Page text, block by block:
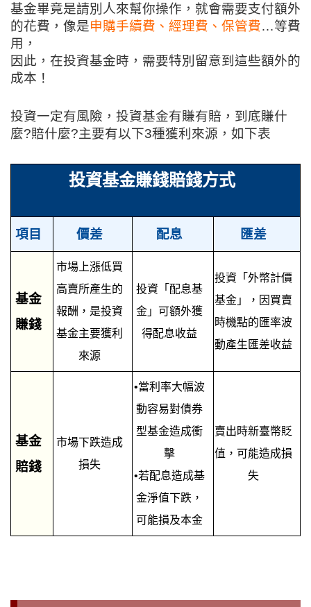
基金畢竟是請別人來幫你操作，就會需要支付額外
的花費， 像是申購手續費、經理費、保管費…等費
用，
因此，在投資基金時，需要特別留意到這些額外的
成本！
投資一定有風險，投資基金有賺有賠，到底賺什
麼?賠什麼?主要有以下3種獲利來源，如下表
投資基金賺錢賠錢方式
項目 價差 配息 匯差
基金
賺錢
市場上漲低買
高賣所產生的
報酬，是投資
基金主要獲利
來源
投資「配息基
金」可額外獲
得配息收益
投資「外幣計價
基金」，因買賣
時機點的匯率波
動產生匯差收益
基金
賠錢
市場下跌造成
損失
•當利率大幅波
動容易對債券
型基金造成衝
擊
•若配息造成基
金淨值下跌，
可能損及本金
賣出時新臺幣貶
值，可能造成損
失